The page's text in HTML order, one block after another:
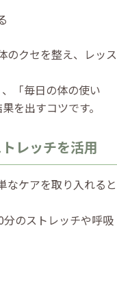
のクセを整え、レッス
「毎日の体の使い
を出すコツです。
レッチを活用
なケアを取り入れると
のストレッチや呼吸